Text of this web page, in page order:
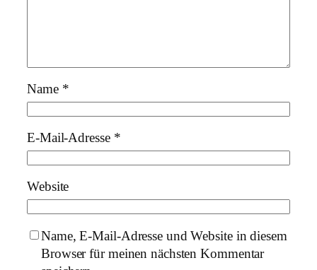
Name *
E-Mail-Adresse *
Website
Name, E-Mail-Adresse und Website in diesem
Browser für meinen nächsten Kommentar